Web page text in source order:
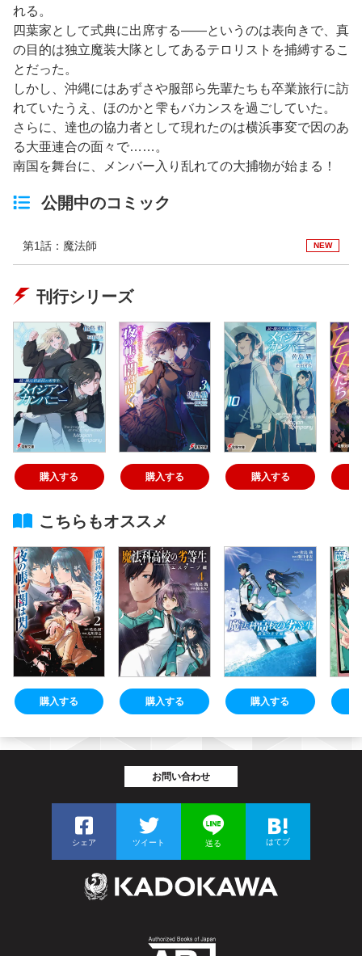
れる。
四葉家として式典に出席する――というのは表向きで、真
の目的は独立魔装大隊としてあるテロリストを捕縛するこ
とだった。
しかし、沖縄にはあずさや服部ら先輩たちも卒業旅行に訪
れていたうえ、ほのかと雫もバカンスを過ごしていた。
さらに、達也の協力者として現れたのは横浜事変で因のあ
る大亜連合の面々で……。
南国を舞台に、メンバー入り乱れての大捕物が始まる！
公開中のコミック
第1話：魔法師 NEW
刊行シリーズ
購入する 購入する 購入する
こちらもオススメ
購入する 購入する 購入する
お問い合わせ
シェア ツイート 送る はてブ